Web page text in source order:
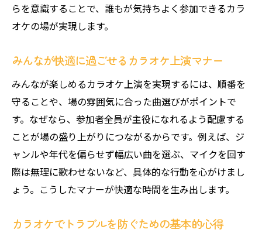
らを意識することで、誰もが気持ちよく参加できるカラ
オケの場が実現します。
みんなが快適に過ごせるカラオケ上演マナー
みんなが楽しめるカラオケ上演を実現するには、順番を
守ることや、場の雰囲気に合った曲選びがポイントで
す。なぜなら、参加者全員が主役になれるよう配慮する
ことが場の盛り上がりにつながるからです。例えば、ジ
ャンルや年代を偏らせず幅広い曲を選ぶ、マイクを回す
際は無理に歌わせないなど、具体的な行動を心がけまし
ょう。こうしたマナーが快適な時間を生み出します。
カラオケでトラブルを防ぐための基本的心得